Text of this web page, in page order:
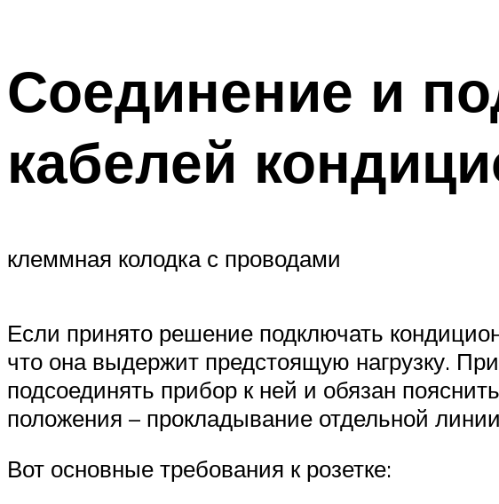
Соединение и
кабелей
клеммная колодка с проводами
Если принято решение подключать
что она выдержит предстоящую нагрузку.
подсоединять прибор к ней и обязан
положения – прокладывание отдельной
Вот основные требования к розетке: